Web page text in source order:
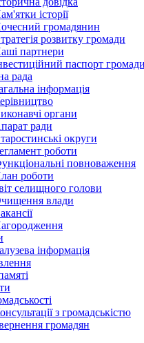
історії
громадянин
розвитку громади
партнери
паспорт громади
рада
інформація
органи
ради
округи
роботи
повноваження
роботи
селищного голови
влади
інформація
з громадськістю
громадян